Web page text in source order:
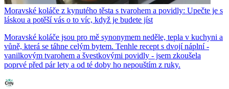
Moravské koláče z kynutého těsta s tvarohem a povidly: Upečte je s
láskou a potěší vás o to víc, když je budete jíst
Moravské koláče jsou pro mě synonymem neděle, tepla v kuchyni a
vůně, která se táhne celým bytem. Tenhle recept s dvojí náplní -
vanilkovým tvarohem a švestkovými povidly - jsem zkoušela
poprvé před pár lety a od té doby ho nepouštím z ruky.